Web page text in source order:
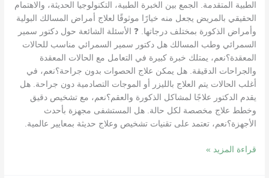
الطبية المتقدمة. الجمع بين الخبرة الطبية، التكنولوجيا الحديثة، والاهتمام
الحقيقي بالمريض يجعل منه خيارًا موثوقًا لعلاج أمراض المسالك البولية
وأمراض الذكورة بمختلف درجاتها. ❓ الأسئلة الشائعة حول دكتور سمير
السمرائي وطب المسالك هل دكتور سمير السمرائي مناسب للحالات
المعقدة؟نعم، يمتلك خبرة كبيرة في التعامل مع الحالات المعقدة
والجراحات الدقيقة. هل يمكن علاج الحصوات بدون جراحة؟نعم، في
أغلب الحالات يتم العلاج بالليزر أو الموجات التصادمية دون جراحة. هل
يقدم الدكتور علاجًا لمشاكل الذكورة والعقم؟نعم، مع تشخيص دقيق
وخطط علاج مخصصة لكل حالة. هل المستشفى مجهزة بأحدث
الأجهزة؟نعم، تعتمد على تقنيات تشخيص وعلاج حديثة بمعايير عالمية.
قراءة المزيد »